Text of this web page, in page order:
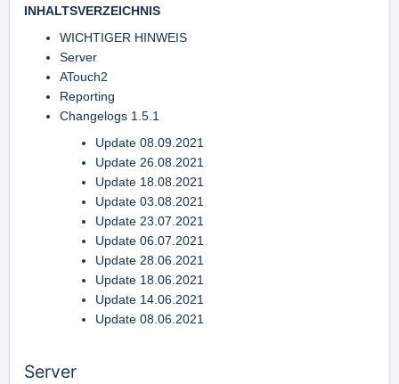
INHALTSVERZEICHNIS
WICHTIGER HINWEIS
Server
ATouch2
Reporting
Changelogs 1.5.1
Update 08.09.2021
Update 26.08.2021
Update 18.08.2021
Update 03.08.2021
Update 23.07.2021
Update 06.07.2021
Update 28.06.2021
Update 18.06.2021
Update 14.06.2021
Update 08.06.2021
Server